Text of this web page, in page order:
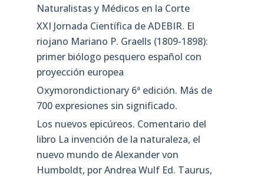
Naturalistas y Médicos en la Corte
XXI Jornada Científica de ADEBIR. El
riojano Mariano P. Graells (1809-1898):
primer biólogo pesquero español con
proyección europea
Oxymorondictionary 6ª edición. Más de
700 expresiones sin significado.
Los nuevos epicúreos. Comentario del
libro La invención de la naturaleza, el
nuevo mundo de Alexander von
Humboldt, por Andrea Wulf Ed. Taurus,